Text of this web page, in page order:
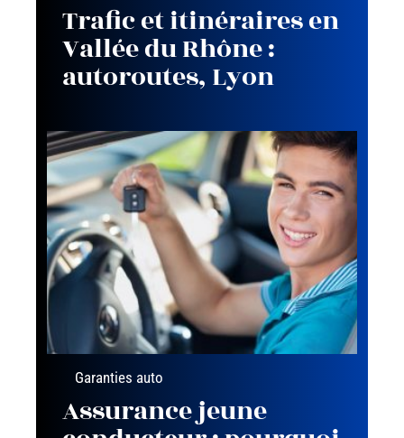
Trafic et itinéraires en
Vallée du Rhône :
autoroutes, Lyon
Garanties auto
Assurance jeune